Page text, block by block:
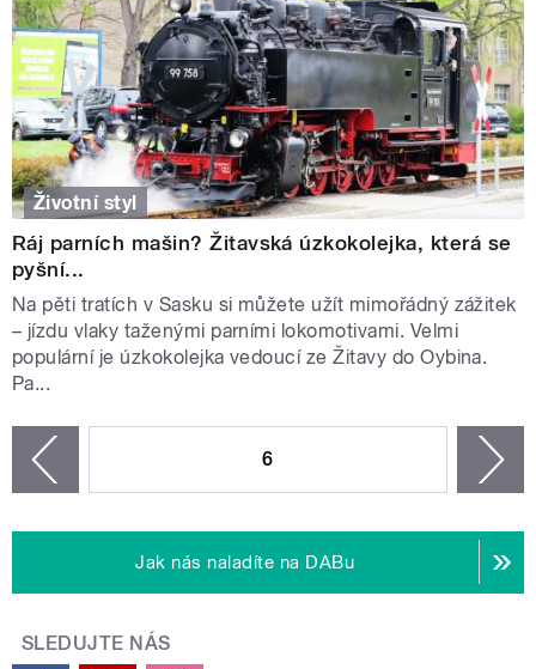
Životní styl
Ráj parních mašin? Žitavská úzkokolejka, která se
pyšní...
Na pěti tratích v Sasku si můžete užít mimořádný zážitek
– jízdu vlaky taženými parními lokomotivami. Velmi
populární je úzkokolejka vedoucí ze Žitavy do Oybina.
Pa...
6
Jak nás naladíte na DABu
SLEDUJTE NÁS